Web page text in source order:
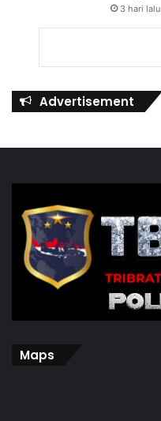
3 hari lalu
Advertisement
Maps